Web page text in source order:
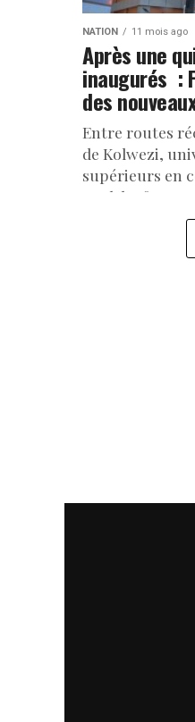
NATION 11 mois ago
Après une
inaugurés :
des
Entre routes
de Kolwezi,
supérieurs en
Lualaba